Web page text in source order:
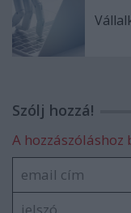
Szólj hozzá!
A hozzászóláshoz